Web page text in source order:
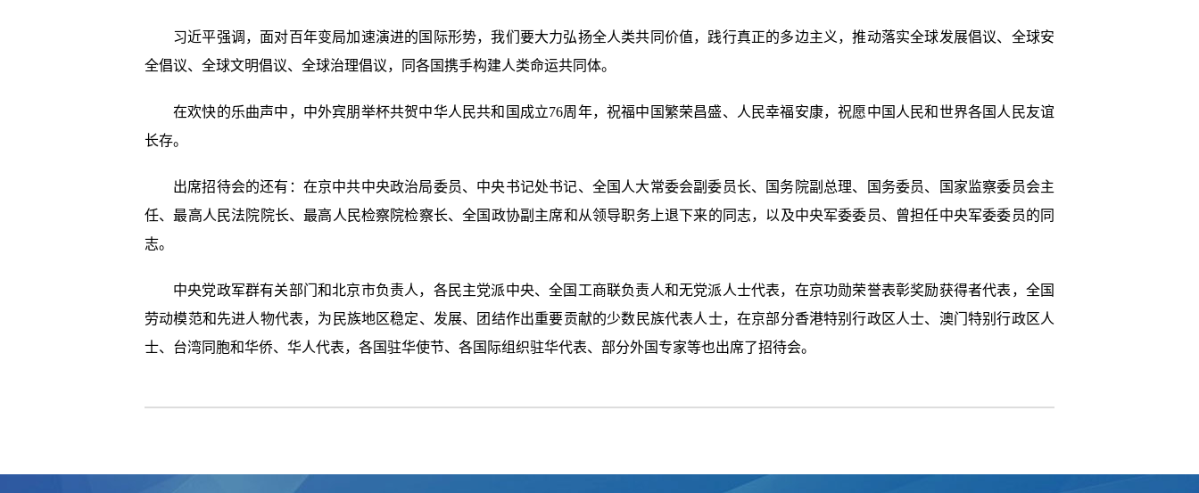
习近平强调，面对百年变局加速演进的国际形势，我们要大力弘扬全人类共同价值，践行真正的多边主义，推动落实全球发展倡议、全球安
全倡议、全球文明倡议、全球治理倡议，同各国携手构建人类命运共同体。
在欢快的乐曲声中，中外宾朋举杯共贺中华人民共和国成立76周年，祝福中国繁荣昌盛、人民幸福安康，祝愿中国人民和世界各国人民友谊
长存。
出席招待会的还有：在京中共中央政治局委员、中央书记处书记、全国人大常委会副委员长、国务院副总理、国务委员、国家监察委员会主
任、最高人民法院院长、最高人民检察院检察长、全国政协副主席和从领导职务上退下来的同志，以及中央军委委员、曾担任中央军委委员的同
志。
中央党政军群有关部门和北京市负责人，各民主党派中央、全国工商联负责人和无党派人士代表，在京功勋荣誉表彰奖励获得者代表，全国
劳动模范和先进人物代表，为民族地区稳定、发展、团结作出重要贡献的少数民族代表人士，在京部分香港特别行政区人士、澳门特别行政区人
士、台湾同胞和华侨、华人代表，各国驻华使节、各国际组织驻华代表、部分外国专家等也出席了招待会。